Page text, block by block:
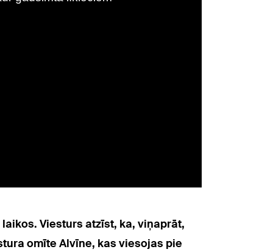
Viesturs atzīst, ka, viņaprāt,
omīte Alvīne, kas viesojas pie